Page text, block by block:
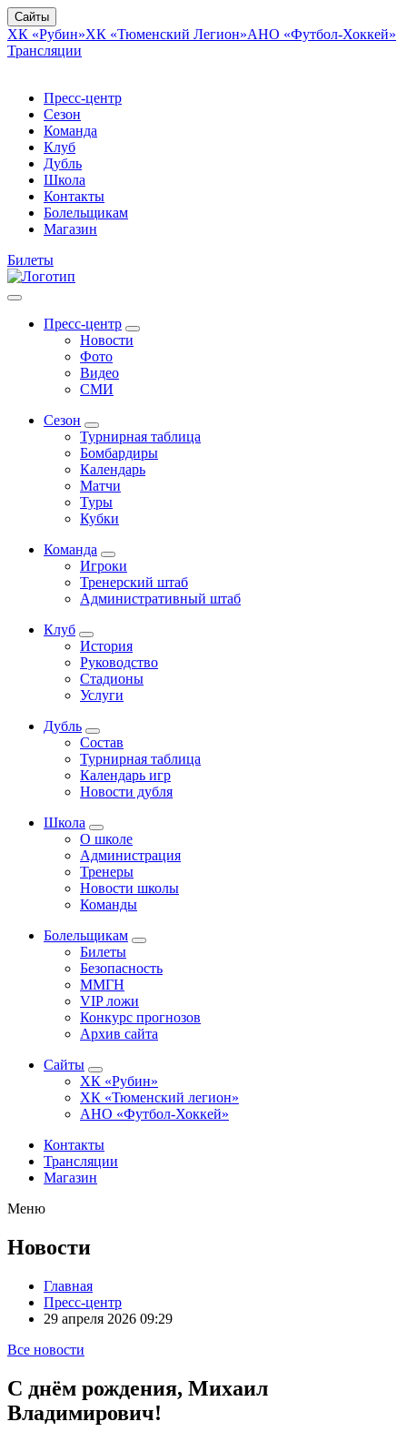
Сайты
ХК «Рубин»ХК «Тюменский Легион»АНО «Футбол-Хоккей»
Трансляции
Пресс-центр
Сезон
Команда
Клуб
Дубль
Школа
Контакты
Болельщикам
Магазин
Билеты
Пресс-центр
Новости
Фото
Видео
СМИ
Сезон
Турнирная таблица
Бомбардиры
Календарь
Матчи
Туры
Кубки
Команда
Игроки
Тренерский штаб
Административный штаб
Клуб
История
Руководство
Стадионы
Услуги
Дубль
Состав
Турнирная таблица
Календарь игр
Новости дубля
Школа
О школе
Администрация
Тренеры
Новости школы
Команды
Болельщикам
Билеты
Безопасность
ММГН
VIP ложи
Конкурс прогнозов
Архив сайта
Сайты
ХК «Рубин»
ХК «Тюменский легион»
АНО «Футбол-Хоккей»
Контакты
Трансляции
Магазин
Меню
Новости
Главная
Пресс-центр
29 апреля 2026 09:29
Все новости
С днём рождения, Михаил
Владимирович!